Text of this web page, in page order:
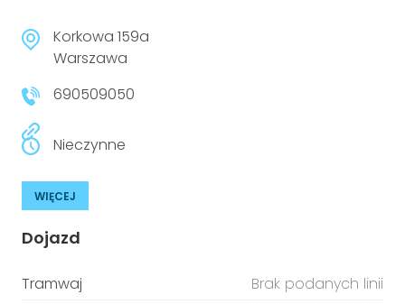
Korkowa 159a
Warszawa
690509050
Nieczynne
WIĘCEJ
Dojazd
Tramwaj
Brak podanych linii